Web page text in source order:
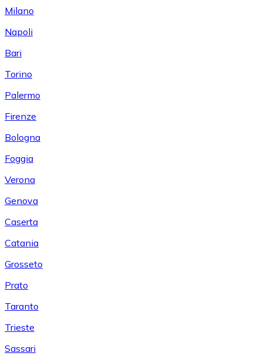
Milano
Napoli
Bari
Torino
Palermo
Firenze
Bologna
Foggia
Verona
Genova
Caserta
Catania
Grosseto
Prato
Taranto
Trieste
Sassari